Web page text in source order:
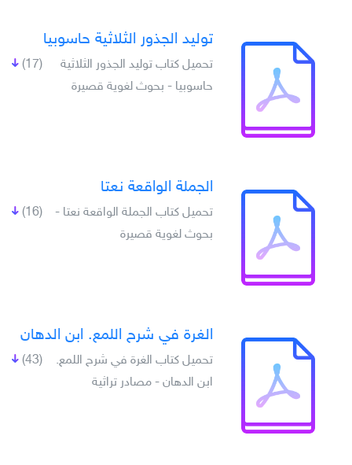
توليد الجذور الثلاثية حاسوبيا
(17)
تحميل كتاب توليد الجذور الثلاثية
حاسوبيا - بحوث لغوية قصيرة
الجملة الواقعة نعتا
(16)
تحميل كتاب الجملة الواقعة نعتا -
بحوث لغوية قصيرة
الغرة في شرح اللمع. ابن الدهان
(43)
تحميل كتاب الغرة في شرح اللمع.
ابن الدهان - مصادر تراثية